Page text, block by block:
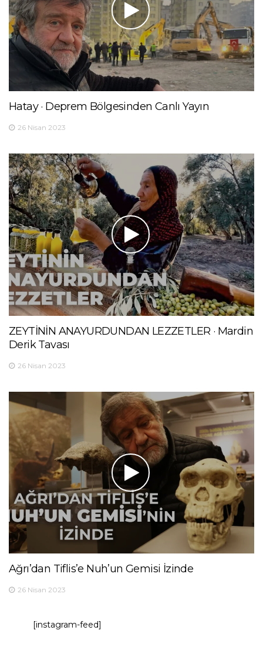
Hatay · Deprem Bölgesinden Canlı Yayın
26 Nisan 2023
ZEYTİNİN ANAYURDUNDAN LEZZETLER · Mardin
Derik Tavası
26 Nisan 2023
Ağrı’dan Tiflis’e Nuh’un Gemisi İzinde
26 Nisan 2023
[instagram-feed]